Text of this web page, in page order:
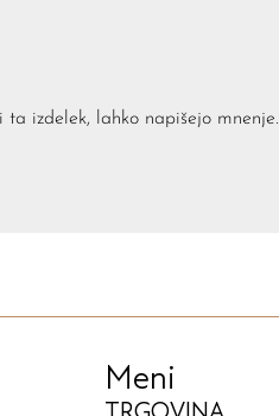
izdelek, lahko napišejo mnenje.
Meni